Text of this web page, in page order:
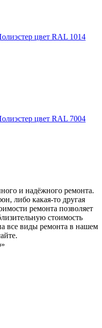
цвет RAL 1014
цвет RAL 7004
и надёжного ремонта.
либо какая-то другая
ремонта позволяет
стоимость
все виды ремонта в нашем